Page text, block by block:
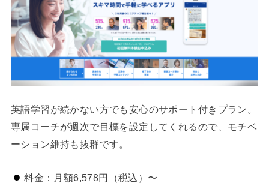
英語学習が続かない方でも安心のサポート付きプラン。
専属コーチが週次で目標を設定してくれるので、モチベ
ーション維持も抜群です。
料金：月額6,578円（税込）〜